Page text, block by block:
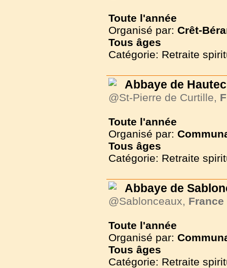
Toute l'année
Organisé par: Crêt-
Tous âges
Catégorie: Retraite
Abbaye de
@St-Pierre de Curtille,
Toute l'année
Organisé par:
Tous âges
Catégorie: Retraite
Abbaye de
@Sablonceaux, France
Toute l'année
Organisé par:
Tous âges
Catégorie: Retraite